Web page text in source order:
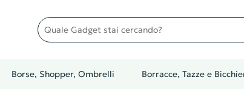
Quale gadget stai cercando?
Borse, Shopper, Ombrelli Borracce, Tazze e